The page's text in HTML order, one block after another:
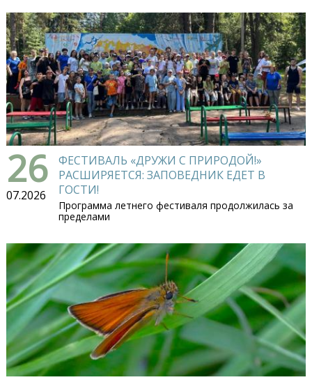
26
07.2026
ФЕСТИВАЛЬ «ДРУЖИ С ПРИРОДОЙ!»
РАСШИРЯЕТСЯ: ЗАПОВЕДНИК ЕДЕТ В
ГОСТИ!
Программа летнего фестиваля продолжилась за
пределами